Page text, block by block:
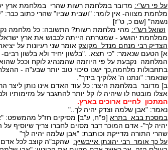
על פי רש"י: מדובר במלחמת רשות שהרי במלחמת ארץ
מלחמת מצווה- אין לומר: "ושבית שביו" שהרי כתוב כבר:
נשמה" [שם כ, ט"ז]
ושואל רש"י: מהי מלחמת רשות? התשובה: כל מלחמה
ממלחמת יהושע - שמטרתה הייתה לכבוש את ארץ
הצדיק רבי מנחם מנדל מקוצק אומר שני רעיונות על
א] הטעם שנאמר: "כי תצא. ."בלשון יחיד ולא בלשון
המלחמה נקבעת על פי היוזמה שהמנהיג לוקח וככל
בתחבולות מלחמה,כך ישנו סיכוי טוב יותר שבע"ה -
שנאמר: "ונתנו ה' אלוקיך בידך".
ב] מדובר במלחמת היצר: כל עוד האדם אינו נותן ליצר
אצלו מובטח לו שיהיה לו קל יותר להתגבר על מזימותיו
המתכון לחיים ארוכים בארץ.
נאמר: "אבן שלמה וצדק יהיה לך.."
במסכת בבא בתרא [פ"ח, ע"ב] מסיקים חז"ל מהמשפט:
יהיה לך"- אדם המוכר דבר מסוים לחברו צריך שיוסיף על
שהרי התורה מדייקת וכותבת: "אבן שלמה יהיה לך"
על כך אומר רבי יהונתן אייבשיץ: שהקב"ה קוצב לכל אדם